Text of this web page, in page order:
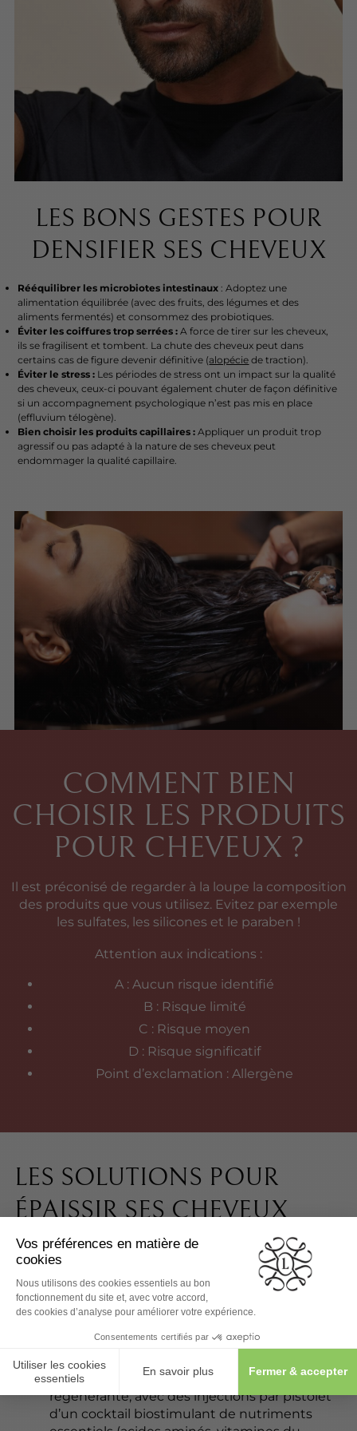
LES BONS GESTES POUR
DENSIFIER SES CHEVEUX
Rééquilibrer les microbiotes intestinaux : Adoptez une
alimentation équilibrée (avec des fruits, des légumes et des
aliments fermentés) et consommez des probiotiques.
Éviter les coiffures trop serrées :A force de tirer sur les cheveux,
ils se fragilisent et tombent. La chute des cheveux peut dans
certains cas de figure devenir définitive (alopécie de traction).
Éviter le stress : Les périodes de stress ont un impact sur la qualité
des cheveux, ceux-ci pouvant également chuter de façon définitive
si un accompagnement psychologique n’est pas mis en place
(effluvium télogène).
Bien choisir les produits capillaires : Appliquer un produit trop
agressif ou pas adapté à la nature de ses cheveux peut
endommager la qualité capillaire.
COMMENT BIEN
CHOISIR LES PRODUITS
POUR CHEVEUX ?
Il est préconisé de regarder à la loupe la composition
des produits que vous utilisez. Evitez par exemple
les sulfates, les silicones et le paraben !
Attention aux indications :
A : Aucun risque identifié
B : Risque limité
C : Risque moyen
D : Risque significatif
Point d’exclamation : Allergène
LES SOLUTIONS POUR
ÉPAISSIR SES CHEVEUX
LA MÉSOLED CAPILLAIRE
COMMENT ÇA MARCHE ?
La MésoLED capillaire
des cheveux
stimulante et luminothérapie
régénérante, avec des injections par pistolet
d’un cocktail biostimulant de nutriments